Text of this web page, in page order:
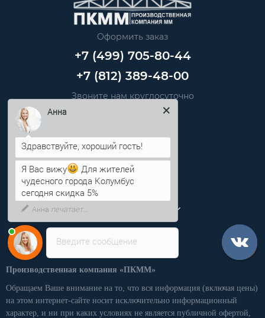
Оформить заказ
+7 (499) 705-80-44
+7 (812) 389-48-00
Звоните нам круглосуточно
info@pkmm.ru
Информация
Категории
Производственная компания «ПКММ»
Обращаем Ваше внимание на то, что вся информация (включая цены)
на этом интернет-сайте носит исключительно информационный
характер, и ни при каких условиях не является публичной офертой,
Введите сообщение
Здравствуйте, хороший гость!
Я Вас вижу
Для жителей
чудесного города Колумбус
сегодня скидка 5%